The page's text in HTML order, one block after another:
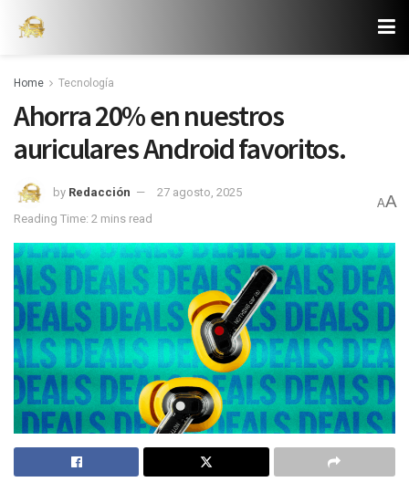
Home Tecnología
Ahorra 20% en nuestros
auriculares Android favoritos.
by Redacción
27 agosto, 2025
Reading Time: 2 mins read
AA